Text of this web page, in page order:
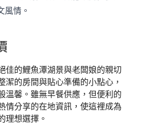
風情。
佳的鯉魚潭湖景與老闆娘的親切
潔的房間與貼心準備的小點心，
溫馨。雖無早餐供應，但便利的
情分享的在地資訊，使這裡成為
理想選擇。